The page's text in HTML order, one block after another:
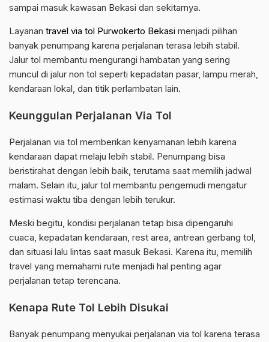
sampai masuk kawasan Bekasi dan sekitarnya.
Layanan travel via tol Purwokerto Bekasi menjadi pilihan
banyak penumpang karena perjalanan terasa lebih stabil.
Jalur tol membantu mengurangi hambatan yang sering
muncul di jalur non tol seperti kepadatan pasar, lampu merah,
kendaraan lokal, dan titik perlambatan lain.
Keunggulan Perjalanan Via Tol
Perjalanan via tol memberikan kenyamanan lebih karena
kendaraan dapat melaju lebih stabil. Penumpang bisa
beristirahat dengan lebih baik, terutama saat memilih jadwal
malam. Selain itu, jalur tol membantu pengemudi mengatur
estimasi waktu tiba dengan lebih terukur.
Meski begitu, kondisi perjalanan tetap bisa dipengaruhi
cuaca, kepadatan kendaraan, rest area, antrean gerbang tol,
dan situasi lalu lintas saat masuk Bekasi. Karena itu, memilih
travel yang memahami rute menjadi hal penting agar
perjalanan tetap terencana.
Kenapa Rute Tol Lebih Disukai
Banyak penumpang menyukai perjalanan via tol karena terasa